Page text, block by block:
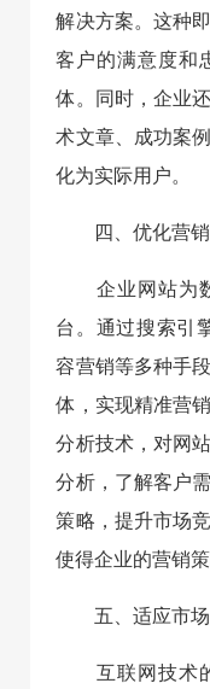
解决方案。这种
客户的满意度和
体。同时，企业
术文章、成功案
化为实际用户。
四、优化营销
企业网站为数
台。通过搜索引
容营销等多种手
体，实现精准营
分析技术，对网
分析，了解客户
策略，提升市场
使得企业的营销
五、适应市场
互联网技术的